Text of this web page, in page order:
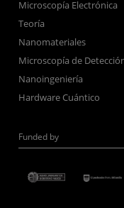
Microscopía Electrónica
Teoría
Nanomateriales
Microscopía de
Nanoingeniería
Hardware Cuántico
Funded by